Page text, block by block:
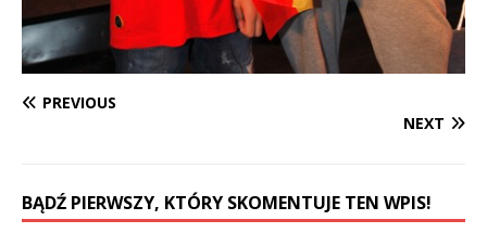
PREVIOUS
NEXT
BĄDŹ PIERWSZY, KTÓRY SKOMENTUJE TEN WPIS!